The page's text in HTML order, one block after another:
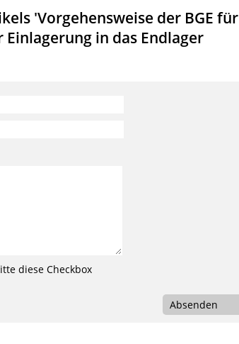
'Vorgehensweise der BGE für
in das Endlager
diese Checkbox
Absenden